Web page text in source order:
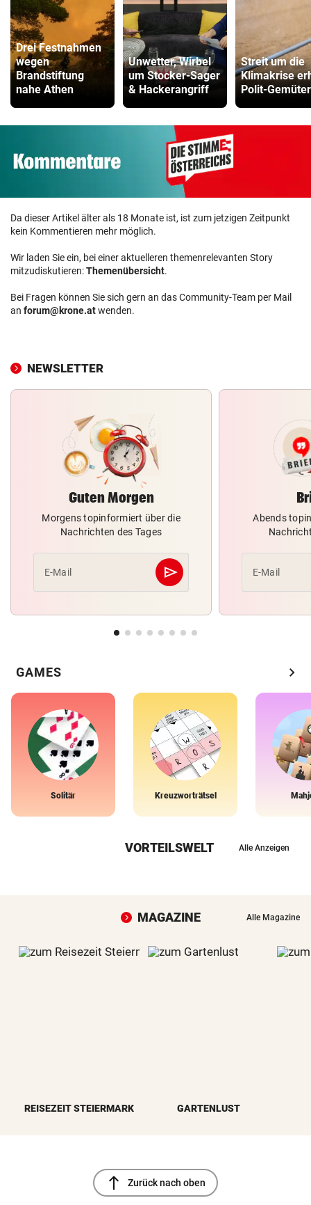
Drei Festnahmen
wegen
Brandstiftung
nahe Athen
Unwetter, Wirbel
um Stocker-Sager
& Hackerangriff
Streit um die
Klimakrise
Polit-Gemüter
Da dieser Artikel älter als 18 Monate ist, ist zum jetzigen Zeitpunkt
kein Kommentieren mehr möglich.
Wir laden Sie ein, bei einer aktuelleren themenrelevanten Story
mitzudiskutieren:Themenübersicht.
Bei Fragen können Sie sich gern an das Community-Team per Mail
an forum@krone.atwenden.
NEWSLETTER
Guten Morgen
Morgens topinformiert über die
Nachrichten des Tages
E-Mail send
Abschicken
Abends
E-Mail
GAMES chevron_right
Solitär Kreuzworträtsel
VORTEILSWELT Alle Anzeigen
MAGAZINE Alle Magazine
REISEZEIT STEIERMARK GARTENLUST
north Zurück nach oben